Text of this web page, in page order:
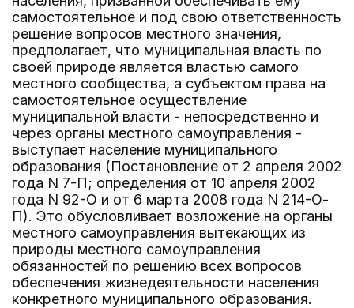
самостоятельное и под свою ответственность
решение вопросов местного значения,
предполагает, что муниципальная власть по
своей природе является властью самого
местного сообщества, а субъектом права на
самостоятельное осуществление
муниципальной власти - непосредственно и
через органы местного самоуправления -
выступает население муниципального
образования (Постановление от 2 апреля 2002
года N 7-П; определения от 10 апреля 2002
года N 92-О и от 6 марта 2008 года N 214-О-
П). Это обусловливает возложение на органы
местного самоуправления вытекающих из
природы местного самоуправления
обязанностей по решению всех вопросов
обеспечения жизнедеятельности населения
конкретного муниципального образования.